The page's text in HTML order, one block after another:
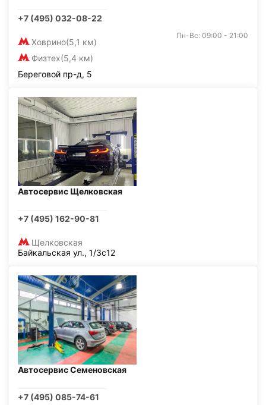
+7 (495) 032-08-22
Ховрино(5,1 км)
Физтех(5,4 км)
Пн-Вс: 09:00 - 21:00
Береговой пр-д, 5
Автосервис Щелковская
+7 (495) 162-90-81
Щелковская
Байкальская ул., 1/3с12
Автосервис Семеновская
+7 (495) 085-74-61